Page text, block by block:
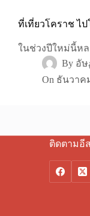
ที่เที่ยวโคราช ไ
ในช่วงปีใหม่นี้ห
By อัษ
On ธันวาค
ติดตามอี